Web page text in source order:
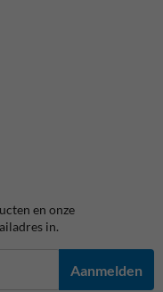
en onze
in.
Aanmelden